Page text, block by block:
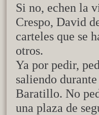
Si no, echen la
Crespo, David
carteles que se
otros.
Ya por pedir,
saliendo
Baratillo. No
una plaza de